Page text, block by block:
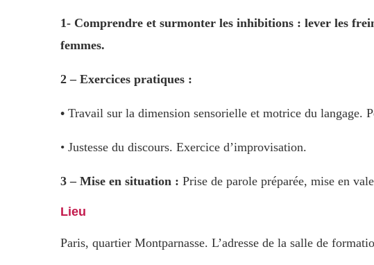
1- Comprendre et surmonter les inhibitions : lever les
femmes.
2 – Exercices pratiques :
• Travail sur la dimension sensorielle et motrice du
• Justesse du discours. Exercice d’improvisation.
3 – Mise en situation : Prise de parole préparée, mise en
Lieu
Paris, quartier Montparnasse. L’adresse de la salle de